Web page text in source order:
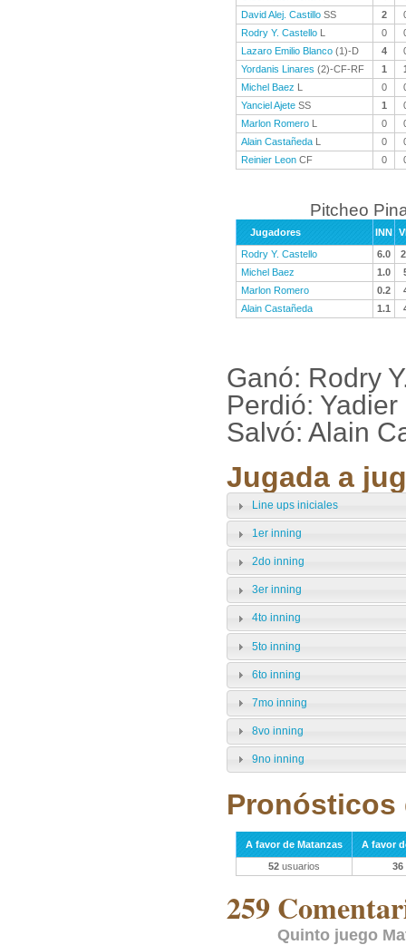
David Alej. Castillo SS 2
Rodry Y. Castello L 0
Lazaro Emilio Blanco (1)-D 4
Yordanis Linares (2)-CF-RF 1
Michel Baez L 0
Yanciel Ajete SS 1
Marlon Romero L 0
Alain Castañeda L 0
Reinier Leon CF 0
Pitcheo
Jugadores INN
Rodry Y. Castello
6.0
Michel Baez
1.0
Marlon Romero
0.2
Alain Castañeda
1.1
Ganó: Rodry
Perdió:
Salvó: Alain
Jugada a
Line ups iniciales
1er inning
2do inning
3er inning
4to inning
5to inning
6to inning
7mo inning
8vo inning
9no inning
Pronósticos
A favor de Matanzas
A favor
52 usuarios 36
259
Quinto juego